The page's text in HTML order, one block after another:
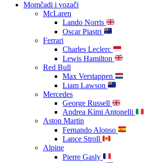
Momčadi i vozači
McLaren
Lando Norris
Oscar Piastri
Ferrari
Charles Leclerc
Lewis Hamilton
Red Bull
Max Verstappen
Liam Lawson
Mercedes
George Russell
Andrea Kimi Antonelli
Aston Martin
Fernando Alonso
Lance Stroll
Alpine
Pierre Gasly